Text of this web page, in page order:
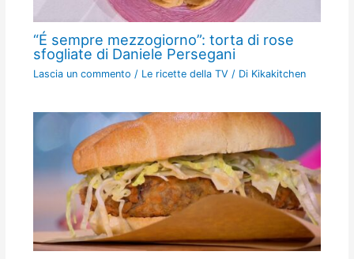
“É sempre mezzogiorno”: torta di rose
sfogliate di Daniele Persegani
Lascia un commento / Le ricette della TV / Di Kikakitchen